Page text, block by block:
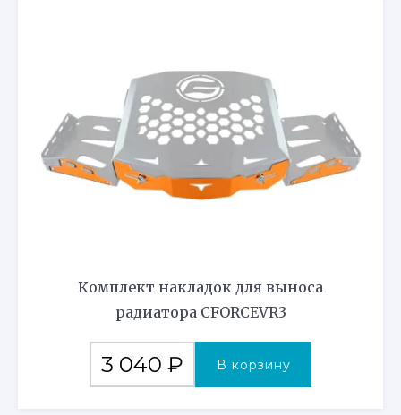
Комплект накладок для выноса
радиатора CFORCEVR3
3 040 ₽ В корзину